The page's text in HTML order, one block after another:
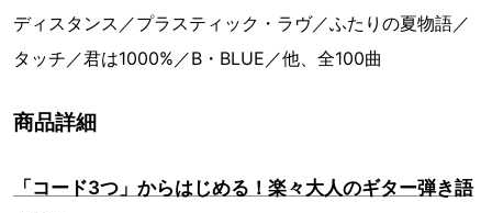
ディスタンス／プラスティック・ラヴ／ふたりの夏物語／
タッチ／君は1000%／B・BLUE／他、全100曲
商品詳細
「コード3つ」からはじめる！楽々大人のギター弾き語